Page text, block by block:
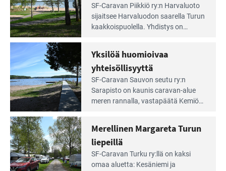
Lue
Leirintäoppaan
artikkeli:
Meren
äärellä
ja
vehreän
virkistysalueen
laidalla
SF-Caravan Piikkiö ry:n Harvaluoto
sijait­see Harvaluodon saarella Turun
kaakkois­puolella. Yhdistys on
virkistysalueesta.
Lue
Leirintäoppaan
artikkeli:
Yksilöä
huomioivaa
yhteisöllisyyttä
Yksilöä huomioivaa
yhteisöllisyyttä
SF-Caravan Sauvon seutu ry:n
Sarapisto on kaunis caravan-alue
meren rannalla, vasta­päätä Kemiön
kymmenen paikkaa ilman sähköä.
Lue
Leirintäoppaan
Merellinen Margareta Turun
liepeillä
SF-Caravan Turku ry:llä on kaksi
omaa aluet­ta: Kesäniemi ja